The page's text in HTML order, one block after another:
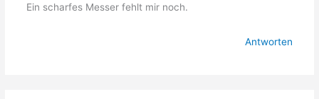
Ein scharfes Messer fehlt mir noch.
Antworten